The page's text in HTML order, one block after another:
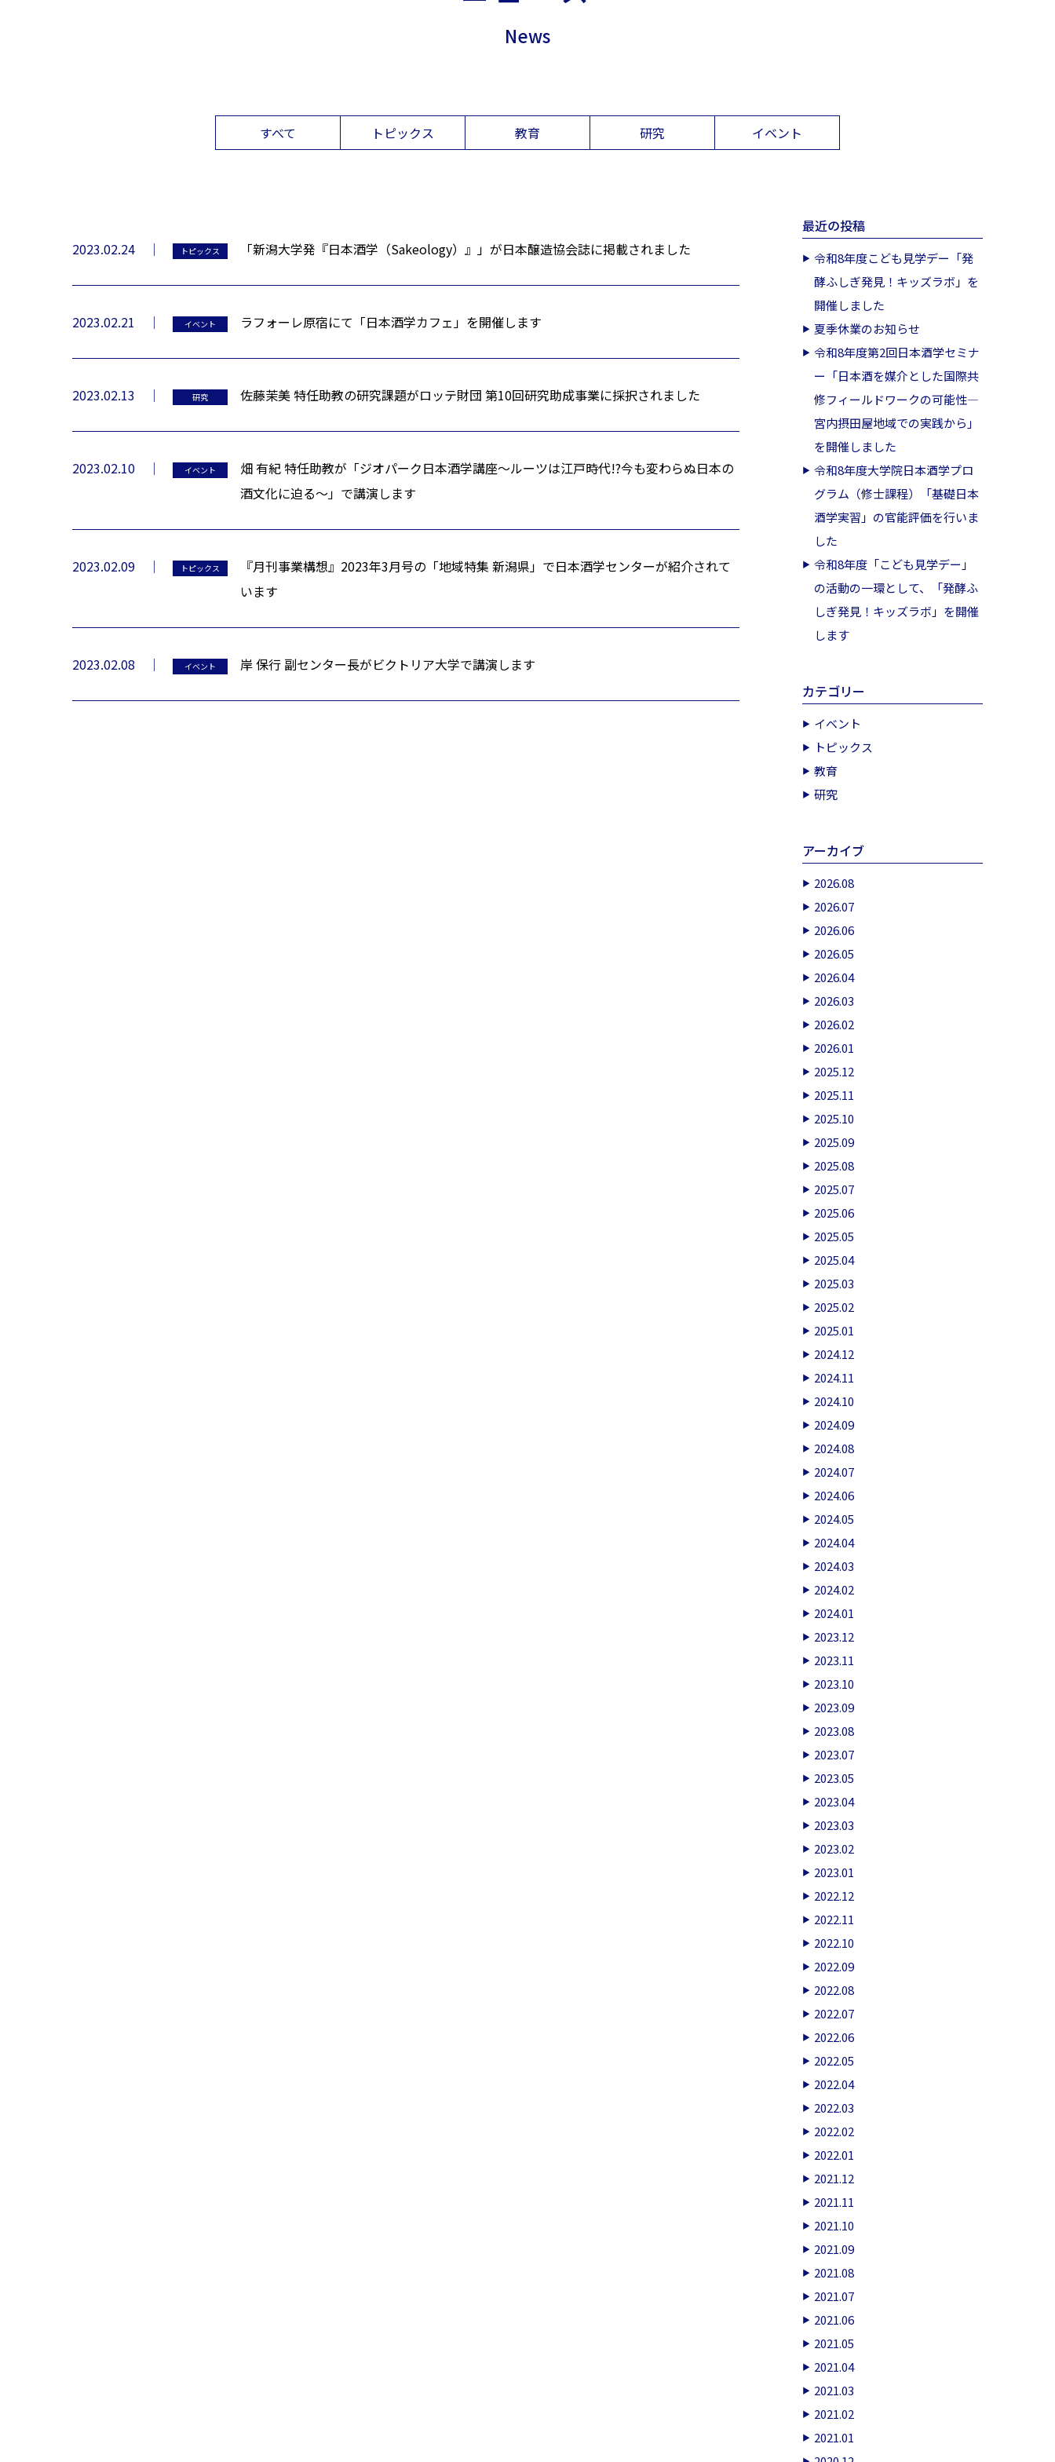
News
すべて トピックス 教育 研究 イベント
2023.02.24 トピックス 「新潟大学発『日本酒学（Sakeology）』」が日本醸造協会誌に掲載されました
2023.02.21 イベント ラフォーレ原宿にて「日本酒学カフェ」を開催します
2023.02.13 研究 佐藤茉美 特任助教の研究課題がロッテ財団 第10回研究助成事業に採択されました
2023.02.10 イベント
畑 有紀 特任助教が「ジオパーク日本酒学講座～ルーツは江戸時代!?今も変わらぬ日本の
酒文化に迫る～」で講演します
2023.02.09 トピックス
『月刊事業構想』2023年3月号の「地域特集 新潟県」で日本酒学センターが紹介されて
います
2023.02.08 イベント 岸 保行 副センター長がビクトリア大学で講演します
最近の投稿
令和8年度こども見学デー「発
酵ふしぎ発見！キッズラボ」を
開催しました
夏季休業のお知らせ
令和8年度第2回日本酒学セミナ
ー「日本酒を媒介とした国際共
修フィールドワークの可能性―
宮内摂田屋地域での実践から」
を開催しました
令和8年度大学院日本酒学プロ
グラム（修士課程）「基礎日本
酒学実習」の官能評価を行いま
した
令和8年度「こども見学デー」
の活動の一環として、「発酵ふ
しぎ発見！キッズラボ」を開催
します
カテゴリー
イベント
トピックス
教育
研究
アーカイブ
2026.08
2026.07
2026.06
2026.05
2026.04
2026.03
2026.02
2026.01
2025.12
2025.11
2025.10
2025.09
2025.08
2025.07
2025.06
2025.05
2025.04
2025.03
2025.02
2025.01
2024.12
2024.11
2024.10
2024.09
2024.08
2024.07
2024.06
2024.05
2024.04
2024.03
2024.02
2024.01
2023.12
2023.11
2023.10
2023.09
2023.08
2023.07
2023.05
2023.04
2023.03
2023.02
2023.01
2022.12
2022.11
2022.10
2022.09
2022.08
2022.07
2022.06
2022.05
2022.04
2022.03
2022.02
2022.01
2021.12
2021.11
2021.10
2021.09
2021.08
2021.07
2021.06
2021.05
2021.04
2021.03
2021.02
2021.01